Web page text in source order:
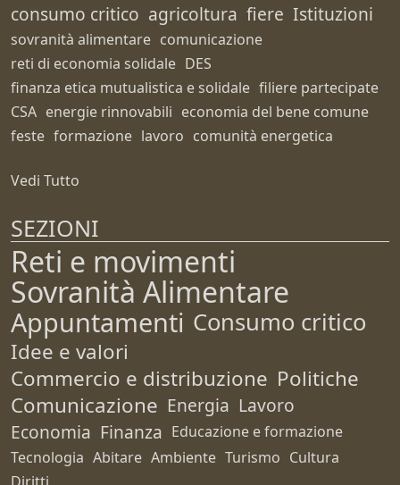
consumo critico agricoltura fiere Istituzioni
sovranità alimentare comunicazione
reti di economia solidale DES
finanza etica mutualistica e solidale filiere partecipate
CSA energie rinnovabili economia del bene comune
feste formazione lavoro comunità energetica
Vedi Tutto
SEZIONI
Reti e movimenti
Sovranità Alimentare
Appuntamenti Consumo critico
Idee e valori
Commercio e distribuzione Politiche
Comunicazione Energia Lavoro
Economia Finanza Educazione e formazione
Tecnologia Abitare Ambiente Turismo Cultura